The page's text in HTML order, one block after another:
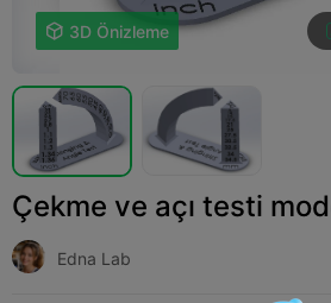
 3D Önizleme
Çekme ve açı testi
Edna Lab